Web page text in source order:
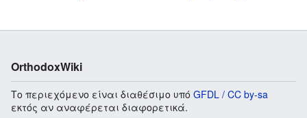
OrthodoxWiki
Το περιεχόμενο είναι διαθέσιμο υπό GFDL / CC by-sa
εκτός αν αναφέρεται διαφορετικά.